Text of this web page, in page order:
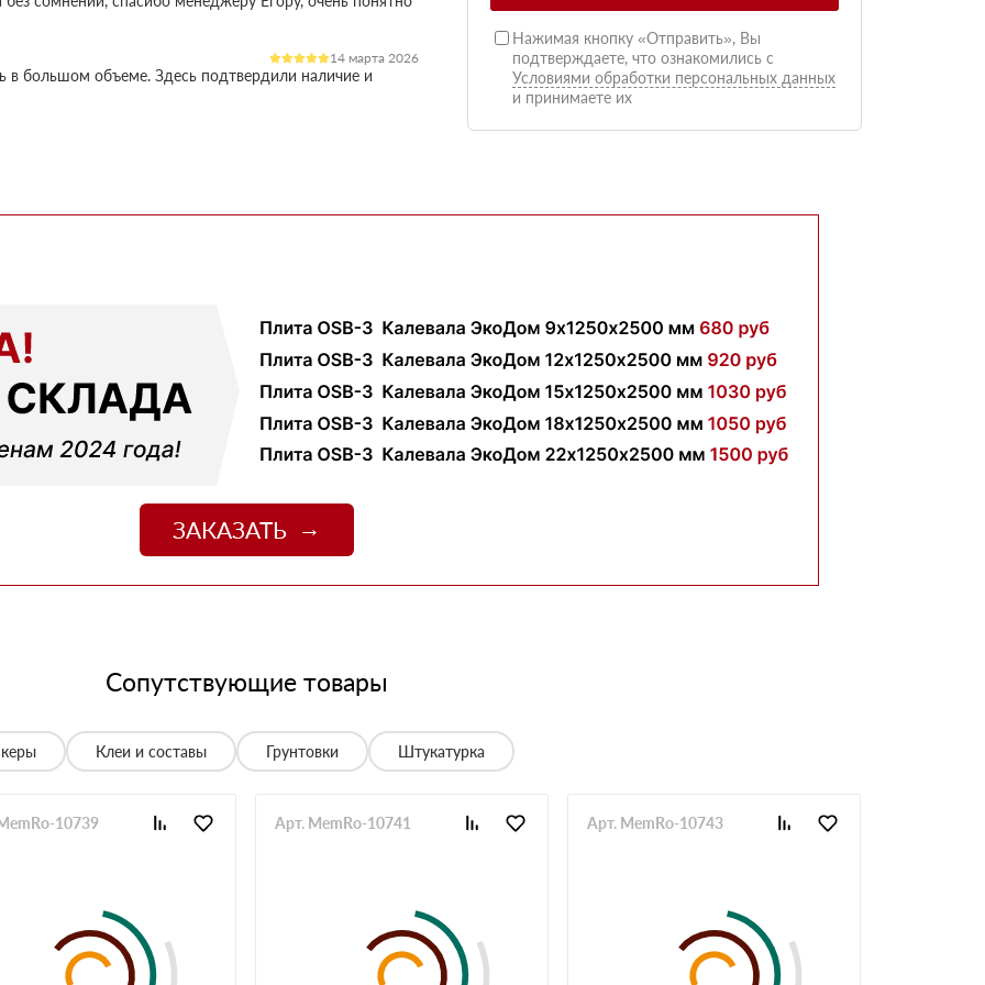
14 марта 2026
в большом объеме. Здесь подтвердили наличие и
но отношение нормальное, наверное будем
покупал, быстро отработали заявку и уже на
12 октября 2025
с другими поставщиками, здесь получилось
муж принял доставку и только потом оплатил
01 сентября 2025
и больше сказать нечего, четко и по делу
Денис объяснил разницу между материалами и
Доставили без задержек
13 июня 2025
менеджеру Алёне с организацией доставки с
28 мая 2025
нет, работаю уже напрямую с менеджером, что удобно.
20 мая 2025
неделе получили вторую. Всё супер
объяснил нормально. Забрали без проблем,
12 мая 2025
Нажимая кнопку «Отправить», Вы
подтверждаете, что ознакомились с
Условиями обработки персональных данных
и принимаете их
ЗАКАЗАТЬ
Сопутствующие товары
Клеи и составы Грунтовки Штукатурка
10739 Арт. MemRo-10741 Арт. MemRo-10743